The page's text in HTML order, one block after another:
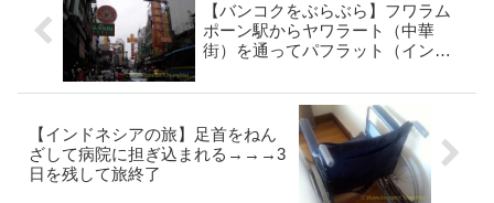
【バンコクをぶらぶら】フワラム
ポーン駅からヤワラート（中華
街）を通ってパフラット（インド
【インドネシアの旅】足首をねん
ざして病院に担ぎ込まれる→→→3
日を残して旅終了